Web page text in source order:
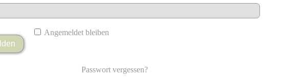
Angemeldet bleiben
Passwort vergessen?